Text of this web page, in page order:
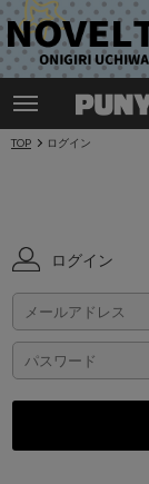
TOP ログイン
ログイン